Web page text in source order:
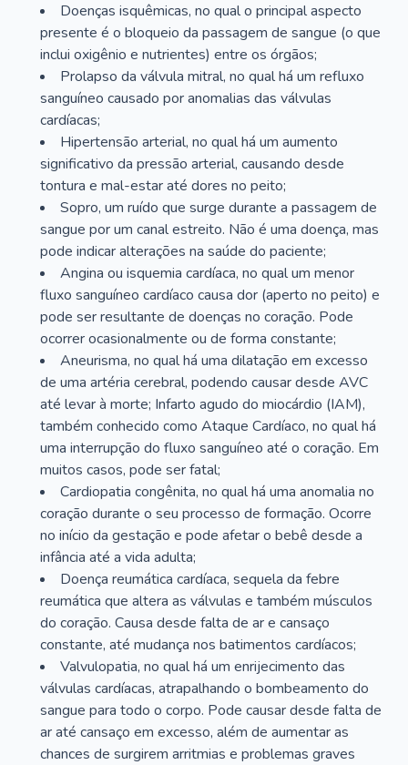
Doenças isquêmicas, no qual o principal aspecto
presente é o bloqueio da passagem de sangue (o que
inclui oxigênio e nutrientes) entre os órgãos;
Prolapso da válvula mitral, no qual há um refluxo
sanguíneo causado por anomalias das válvulas
cardíacas;
Hipertensão arterial, no qual há um aumento
significativo da pressão arterial, causando desde
tontura e mal-estar até dores no peito;
Sopro, um ruído que surge durante a passagem de
sangue por um canal estreito. Não é uma doença, mas
pode indicar alterações na saúde do paciente;
Angina ou isquemia cardíaca, no qual um menor
fluxo sanguíneo cardíaco causa dor (aperto no peito) e
pode ser resultante de doenças no coração. Pode
ocorrer ocasionalmente ou de forma constante;
Aneurisma, no qual há uma dilatação em excesso
de uma artéria cerebral, podendo causar desde AVC
até levar à morte; Infarto agudo do miocárdio (IAM),
também conhecido como Ataque Cardíaco, no qual há
uma interrupção do fluxo sanguíneo até o coração. Em
muitos casos, pode ser fatal;
Cardiopatia congênita, no qual há uma anomalia no
coração durante o seu processo de formação. Ocorre
no início da gestação e pode afetar o bebê desde a
infância até a vida adulta;
Doença reumática cardíaca, sequela da febre
reumática que altera as válvulas e também músculos
do coração. Causa desde falta de ar e cansaço
constante, até mudança nos batimentos cardíacos;
Valvulopatia, no qual há um enrijecimento das
válvulas cardíacas, atrapalhando o bombeamento do
sangue para todo o corpo. Pode causar desde falta de
ar até cansaço em excesso, além de aumentar as
chances de surgirem arritmias e problemas graves